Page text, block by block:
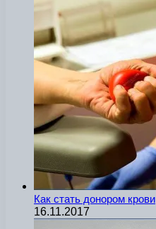
Как стать донором крови
16.11.2017